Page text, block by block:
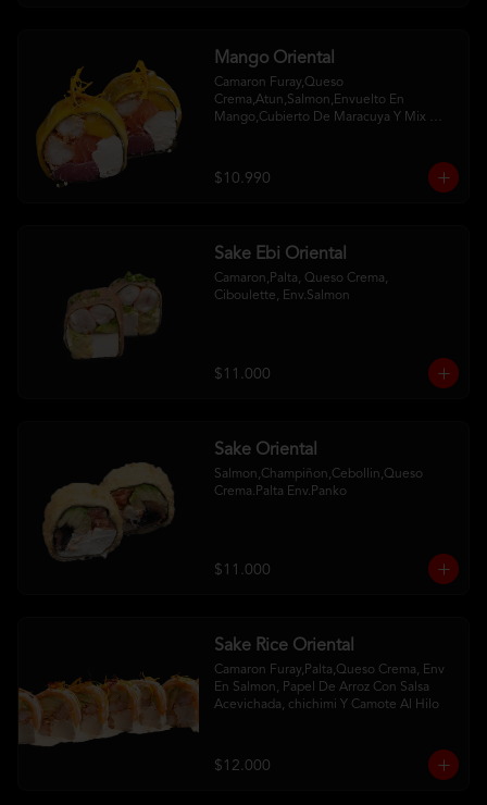
Mango Oriental
Camaron Furay,Queso
Crema,Atun,Salmon,Envuelto En
Mango,Cubierto De Maracuya Y Mix
$10.990
Sake Ebi Oriental
Camaron,Palta, Queso Crema,
Ciboulette, Env.Salmon
$11.000
Sake Oriental
Salmon,Champiñon,Cebollin,Queso
Crema.Palta Env.Panko
$11.000
Sake Rice Oriental
Camaron Furay,Palta,Queso Crema, Env
En Salmon, Papel De Arroz Con Salsa
Acevichada, chichimi Y Camote Al Hilo
$12.000